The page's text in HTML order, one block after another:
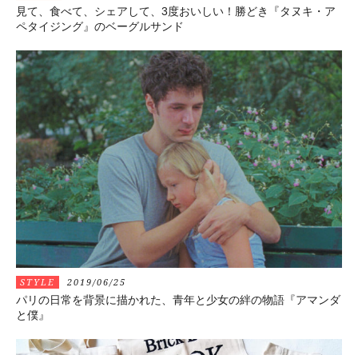
見て、食べて、シェアして、3度おいしい！勝どき『タヌキ・ア
ペタイジング』のベーグルサンド
STYLE 2019/06/25
パリの日常を背景に描かれた、青年と少女の絆の物語『アマンダ
と僕』